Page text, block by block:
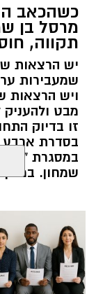
שמבטיחה
עם מיטב
המוזיקה,
ראש העיר,
כי "מדובר
על הקהל
ותושבת
איכותית
העונה
ומבוססות
גבולות
סדרת
מהתיאטראות
כשהכאב
מרסל בן
תקווה,
יש הרצאות
שמעבירות
ויש הרצאות
מבט
זו בדיוק
בסדרת ארבע
במסגרת "קפה
שמחון.
במשתתפים
מנהל האתר / 12:16 30.06.26